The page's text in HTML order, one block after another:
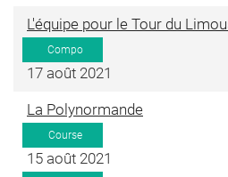
L'équipe pour le Tour du
Compo
17 août 2021
La Polynormande
Course
15 août 2021